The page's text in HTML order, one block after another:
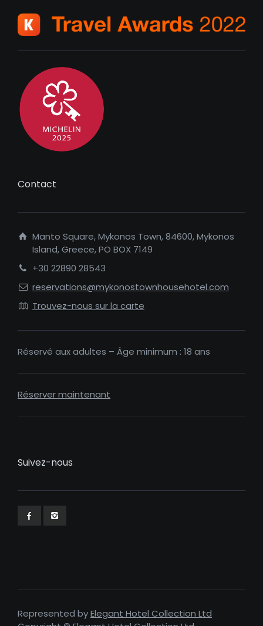
Contact
Manto Square, Mykonos Town, 84600, Mykonos
Island, Greece, PO BOX 7149
+30 22890 28543
reservations@mykonostownhousehotel.com
Trouvez-nous sur la carte
Réservé aux adultes – Âge minimum : 18 ans
Réserver maintenant
Suivez-nous
Represented byElegant Hotel Collection Ltd